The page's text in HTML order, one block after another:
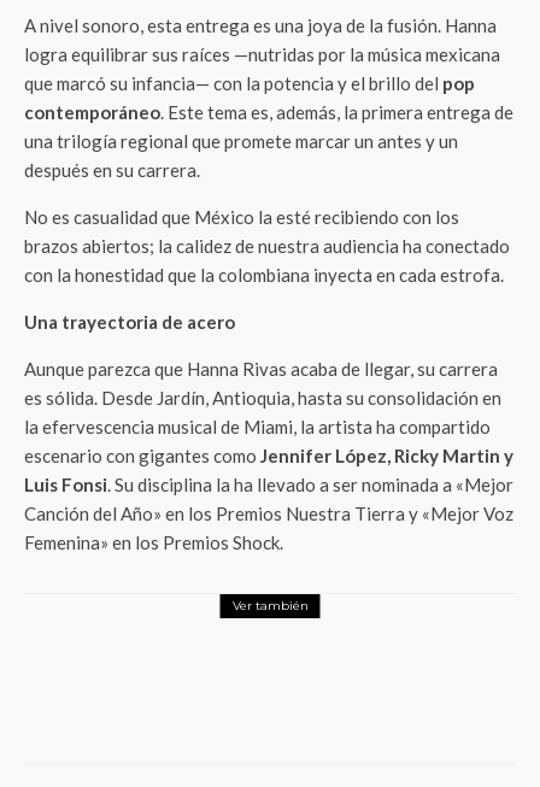
A nivel sonoro, esta entrega es una joya de la fusión. Hanna
logra equilibrar sus raíces —nutridas por la música mexicana
que marcó su infancia— con la potencia y el brillo del pop
contemporáneo. Este tema es, además, la primera entrega de
una trilogía regional que promete marcar un antes y un
después en su carrera.
No es casualidad que México la esté recibiendo con los
brazos abiertos; la calidez de nuestra audiencia ha conectado
con la honestidad que la colombiana inyecta en cada estrofa.
Una trayectoria de acero
Aunque parezca que Hanna Rivas acaba de llegar, su carrera
es sólida. Desde Jardín, Antioquia, hasta su consolidación en
la efervescencia musical de Miami, la artista ha compartido
escenario con gigantes como Jennifer López, Ricky Martin y
Luis Fonsi. Su disciplina la ha llevado a ser nominada a «Mejor
Canción del Año» en los Premios Nuestra Tierra y «Mejor Voz
Femenina» en los Premios Shock.
Ver también